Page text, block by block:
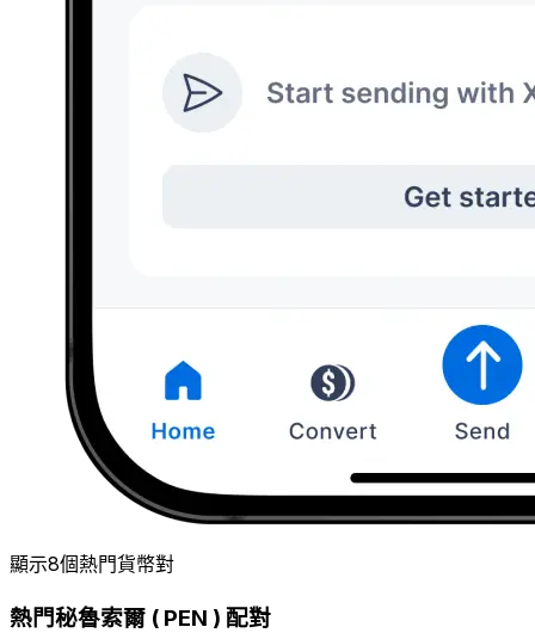
顯示8個熱門貨幣對
熱門秘魯索爾 ( PEN ) 配對